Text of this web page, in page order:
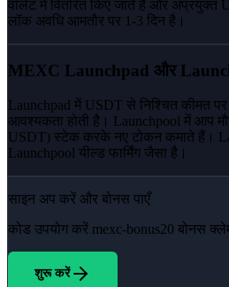
वॉलेट में वितरित किए जाते हैं और अप्रयुक्त
लॉक अवधि आमतौर पर 1-3 दिन है।
MEXC Launchpad और
Launchpad में USDT से निश्चित कीमत
आवश्यकता होती है। Launchpool में आप
USDT) स्टेक करके नए टोकन कमाते हैं।
Launchpool यील्ड फार्मिंग जैसा है।
साइन अप करें और बोनस पाएँ
कोड उपयोग करें mexc-bonus20 बोनस
शुरू करें